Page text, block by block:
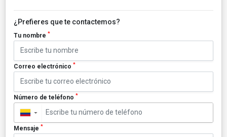
¿Prefieres que te contactemos?
Tu nombre *
Correo electrónico *
Número de teléfono *
▼
Mensaje *